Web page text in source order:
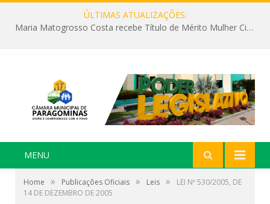
ÚLTIMAS ATUALIZAÇÕES:
Maria Matogrosso Costa recebe Título de Mérito Mulher Cidadã Paragominense
MENU
Home » Publicações Oficiais » Leis »
LEI Nº 530/2005, DE
14 DE DEZEMBRO DE 2005